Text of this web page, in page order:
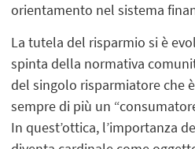
orientamento nel sistema
La tutela del risparmio si è
spinta della normativa
del singolo risparmiatore che
sempre di più un
In quest’ottica, l’importanza